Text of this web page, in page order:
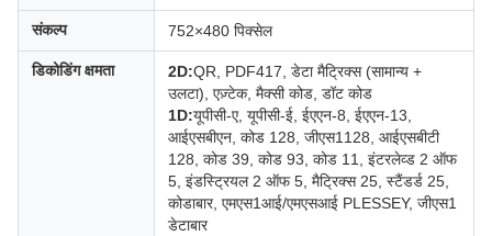
संकल्प 752×480 पिक्सेल
डिकोडिंग क्षमता 2D:QR, PDF417, डेटा मैट्रिक्स (सामान्य +
उलटा), एज़्टेक, मैक्सी कोड, डॉट कोड
1D:यूपीसी-ए, यूपीसी-ई, ईएएन-8, ईएएन-13,
आईएसबीएन, कोड 128, जीएस1128, आईएसबीटी
128, कोड 39, कोड 93, कोड 11, इंटरलेव्ड 2 ऑफ
5, इंडस्ट्रियल 2 ऑफ 5, मैट्रिक्स 25, स्टैंडर्ड 25,
कोडाबार, एमएस1आई/एमएसआई PLESSEY, जीएस1
डेटाबार